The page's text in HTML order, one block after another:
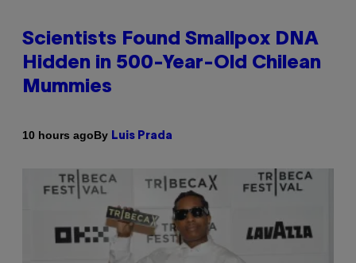
Scientists Found Smallpox DNA
Hidden in 500-Year-Old Chilean
Mummies
10 hours agoBy Luis Prada